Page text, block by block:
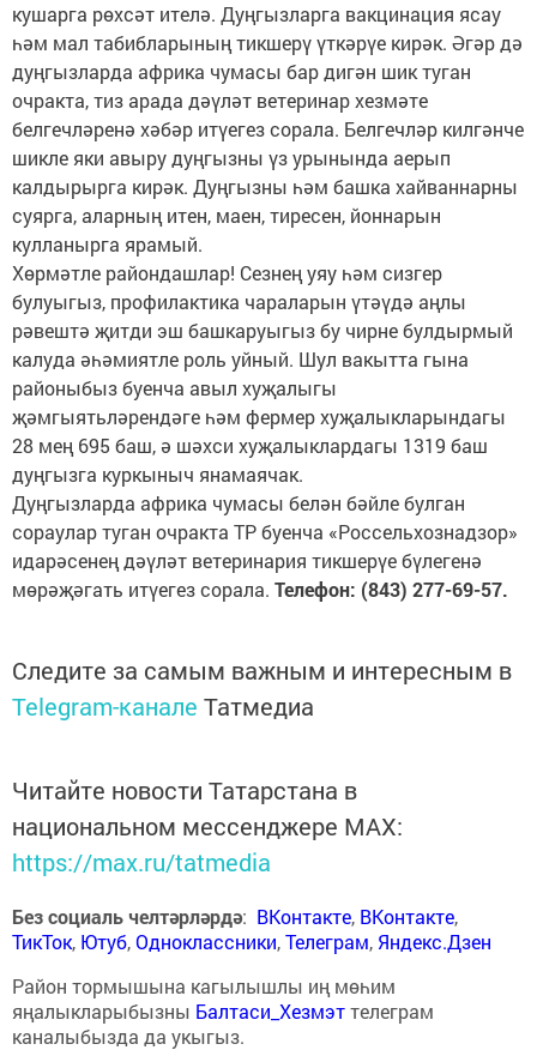
кушарга рөхсәт ителә. Дуңгызларга вакцинация ясау
һәм мал табибларының тикшерү үткәрүе кирәк. Әгәр дә
дуңгызларда африка чумасы бар дигән шик туган
очракта, тиз арада дәүләт ветеринар хезмәте
белгечләренә хәбәр итүегез сорала. Белгечләр килгәнче
шикле яки авыру дуңгызны үз урынында аерып
калдырырга кирәк. Дуңгызны һәм башка хайваннарны
суярга, аларның итен, маен, тиресен, йоннарын
кулланырга ярамый.
Хөрмәтле райондашлар! Сезнең уяу һәм сизгер
булуыгыз, профилактика чараларын үтәүдә аңлы
рәвештә җитди эш башкаруыгыз бу чирне булдырмый
калуда әһәмиятле роль уйный. Шул вакытта гына
районыбыз буенча авыл хуҗалыгы
җәмгыятьләрендәге һәм фермер хуҗалыкларындагы
28 мең 695 баш, ә шәхси хуҗалыклардагы 1319 баш
дуңгызга куркыныч янамаячак.
Дуңгызларда африка чумасы белән бәйле булган
сораулар туган очракта ТР буенча «Россельхознадзор»
идарәсенең дәүләт ветеринария тикшерүе бүлегенә
мөрәҗәгать итүегез сорала. Телефон: (843) 277-69-57.
Следите за самым важным и интересным в
Telegram-канале Татмедиа
Читайте новости Татарстана в
национальном мессенджере MАХ:
https://max.ru/tatmedia
Без социаль челтәрләрдә: ВКонтакте, ВКонтакте,
ТикТок, Ютуб,Одноклассники,Телеграм, Яндекс.Дзен
Район тормышына кагылышлы иң мөһим
яңалыкларыбызны Балтаси_Хезмэттелеграм
каналыбызда да укыгыз.